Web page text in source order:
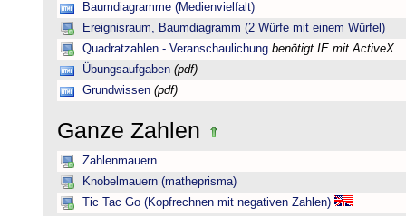
Baumdiagramme (Medienvielfalt)
Ereignisraum, Baumdiagramm (2 Würfe mit einem Würfel)
Quadratzahlen - Veranschaulichung benötigt IE mit ActiveX
Übungsaufgaben (pdf)
Grundwissen (pdf)
Ganze Zahlen
Zahlenmauern
Knobelmauern (matheprisma)
Tic Tac Go (Kopfrechnen mit negativen Zahlen)